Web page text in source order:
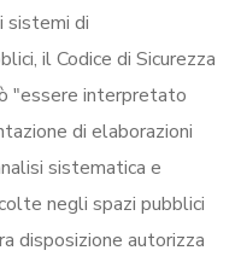
sistemi di
il Codice di Sicurezza
"essere interpretato
di elaborazioni
sistematica e
negli spazi pubblici
disposizione autorizza